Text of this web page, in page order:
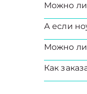
Можно ли
А если
Можно ли
Как